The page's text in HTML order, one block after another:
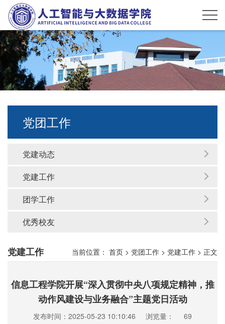
党团工作
党建动态
党建工作
团学工作
优秀校友
党建工作 当前位置： 首页 > 党团工作 > 党建工作 > 正文
信息工程学院开展“深入贯彻中央八项规定精神，推
动作风建设与业务融合”主题党日活动
发布时间：2025-05-23 10:10:46 浏览量： 69